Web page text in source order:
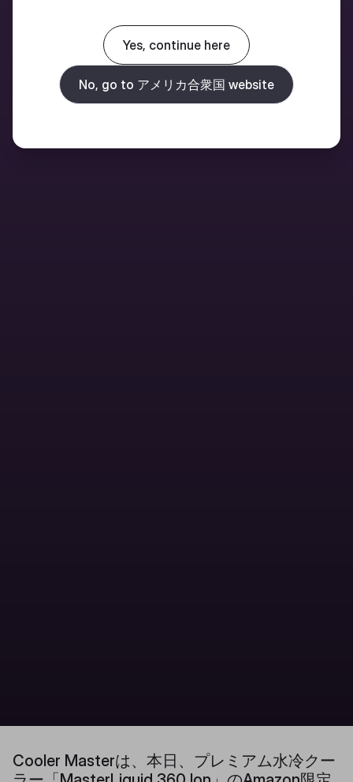
Cooler Masterは、本日、プレミアム水冷クー
Yes, continue here
No, go to アメリカ合衆国 website